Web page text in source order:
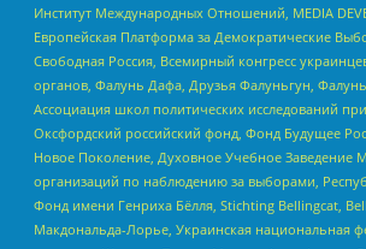
Институт Международных Отношений, MEDIA
Европейская Платформа за Демократические
Свободная Россия, Всемирный конгресс
органов, Фалунь Дафа, Друзья Фалуньгун,
Ассоциация школ политических исследований
Оксфордский российский фонд, Фонд Будущее
Новое Поколение, Духовное Учебное Заведение
организаций по наблюдению за выборами,
Фонд имени Генриха Бёлля, Stichting Bellingcat,
Макдональда-Лорье, Украинская национальная